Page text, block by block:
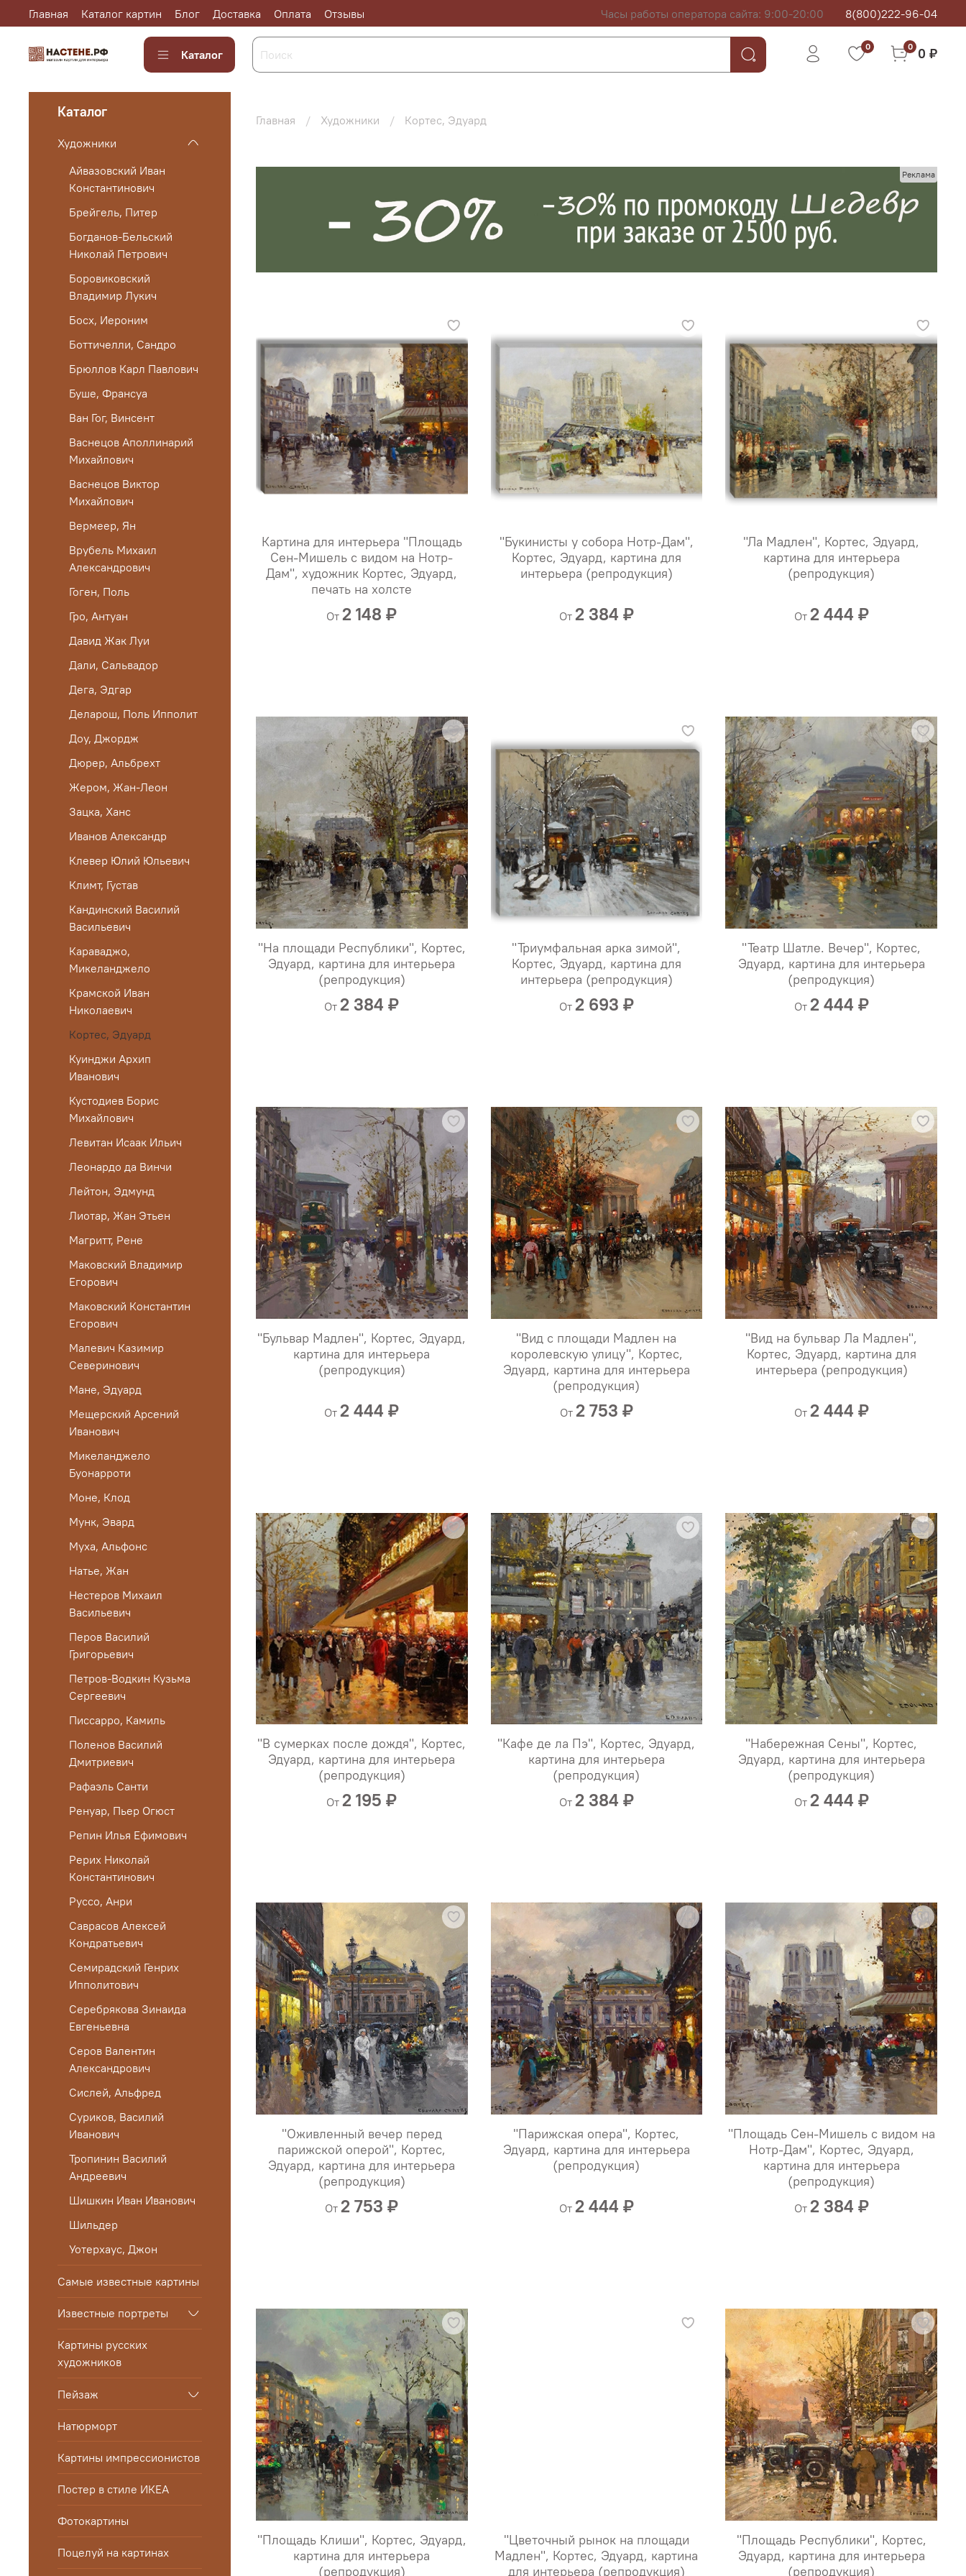
Главная Каталог картин Блог Доставка Оплата Отзывы Часы работы оператора сайта: 9:00-20:00 8(800)222-96-04
Каталог
0 0 0 ₽
Главная Художники Кортес, Эдуард
Реклама
Картина для интерьера "Площадь
Сен-Мишель с видом на Нотр-
Дам", художник Кортес, Эдуард,
печать на холсте
От 2 148 ₽
"Букинисты у собора Нотр-Дам",
Кортес, Эдуард, картина для
интерьера (репродукция)
От 2 384 ₽
"Ла Мадлен", Кортес, Эдуард,
картина для интерьера
(репродукция)
От 2 444 ₽
"На площади Республики", Кортес,
Эдуард, картина для интерьера
(репродукция)
От 2 384 ₽
"Триумфальная арка зимой",
Кортес, Эдуард, картина для
интерьера (репродукция)
От 2 693 ₽
"Театр Шатле. Вечер", Кортес,
Эдуард, картина для интерьера
(репродукция)
От 2 444 ₽
"Бульвар Мадлен", Кортес, Эдуард,
картина для интерьера
(репродукция)
От 2 444 ₽
"Вид с площади Мадлен на
королевскую улицу", Кортес,
Эдуард, картина для интерьера
(репродукция)
От 2 753 ₽
"Вид на бульвар Ла Мадлен",
Кортес, Эдуард, картина для
интерьера (репродукция)
От 2 444 ₽
"В сумерках после дождя", Кортес,
Эдуард, картина для интерьера
(репродукция)
От 2 195 ₽
"Кафе де ла Пэ", Кортес, Эдуард,
картина для интерьера
(репродукция)
От 2 384 ₽
"Набережная Сены", Кортес,
Эдуард, картина для интерьера
(репродукция)
От 2 444 ₽
"Оживленный вечер перед
парижской оперой", Кортес,
Эдуард, картина для интерьера
(репродукция)
От 2 753 ₽
"Парижская опера", Кортес,
Эдуард, картина для интерьера
(репродукция)
От 2 444 ₽
"Площадь Сен-Мишель с видом на
Нотр-Дам", Кортес, Эдуард,
картина для интерьера
(репродукция)
От 2 384 ₽
"Площадь Клиши", Кортес, Эдуард,
картина для интерьера
(репродукция)
"Цветочный рынок на площади
Мадлен", Кортес, Эдуард, картина
для интерьера (репродукция)
"Площадь Республики", Кортес,
Эдуард, картина для интерьера
(репродукция)
Каталог
Художники
Айвазовский Иван
Константинович
Брейгель, Питер
Богданов-Бельский
Николай Петрович
Боровиковский
Владимир Лукич
Босх, Иероним
Боттичелли, Сандро
Брюллов Карл Павлович
Буше, Франсуа
Ван Гог, Винсент
Васнецов Аполлинарий
Михайлович
Васнецов Виктор
Михайлович
Вермеер, Ян
Врубель Михаил
Александрович
Гоген, Поль
Гро, Антуан
Давид Жак Луи
Дали, Сальвадор
Дега, Эдгар
Деларош, Поль Ипполит
Доу, Джордж
Дюрер, Альбрехт
Жером, Жан-Леон
Зацка, Ханс
Иванов Александр
Клевер Юлий Юльевич
Климт, Густав
Кандинский Василий
Васильевич
Караваджо,
Микеланджело
Крамской Иван
Николаевич
Кортес, Эдуард
Куинджи Архип
Иванович
Кустодиев Борис
Михайлович
Левитан Исаак Ильич
Леонардо да Винчи
Лейтон, Эдмунд
Лиотар, Жан Этьен
Магритт, Рене
Маковский Владимир
Егорович
Маковский Константин
Егорович
Малевич Казимир
Северинович
Мане, Эдуард
Мещерский Арсений
Иванович
Микеланджело
Буонарроти
Моне, Клод
Мунк, Эвард
Муха, Альфонс
Натье, Жан
Нестеров Михаил
Васильевич
Перов Василий
Григорьевич
Петров-Водкин Кузьма
Сергеевич
Писсарро, Камиль
Поленов Василий
Дмитриевич
Рафаэль Санти
Ренуар, Пьер Огюст
Репин Илья Ефимович
Рерих Николай
Константинович
Руссо, Анри
Саврасов Алексей
Кондратьевич
Семирадский Генрих
Ипполитович
Серебрякова Зинаида
Евгеньевна
Серов Валентин
Александрович
Сислей, Альфред
Суриков, Василий
Иванович
Тропинин Василий
Андреевич
Шишкин Иван Иванович
Шильдер
Уотерхаус, Джон
Самые известные картины
Известные портреты
Картины русских
художников
Пейзаж
Натюрморт
Картины импрессионистов
Постер в стиле ИКЕА
Фотокартины
Поцелуй на картинах